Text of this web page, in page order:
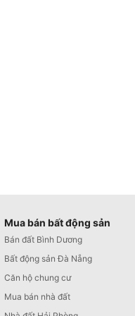
Mua bán bất động sản
Bán đất Bình Dương
Bất động sản Đà Nẵng
Căn hộ chung cư
Mua bán nhà đất